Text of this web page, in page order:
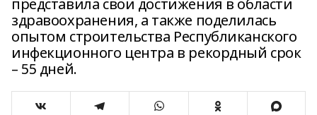
представила свои достижения в области
здравоохранения, а также поделилась
опытом строительства Республиканского
инфекционного центра в рекордный срок
– 55 дней.